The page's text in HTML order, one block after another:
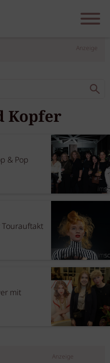
Anzeige
Kopfer
& Pop
Tourauftakt
mit
Anzeige